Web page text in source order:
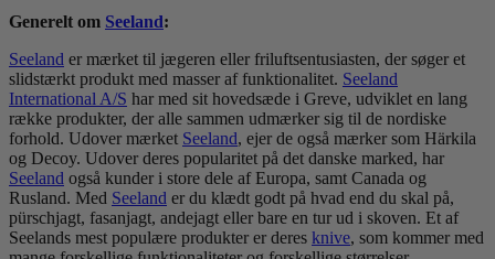
Generelt om Seeland:
Seeland er mærket til jægeren eller friluftsentusiasten, der søger et
slidstærkt produkt med masser af funktionalitet. Seeland
International A/S har med sit hovedsæde i Greve, udviklet en lang
række produkter, der alle sammen udmærker sig til de nordiske
forhold. Udover mærket Seeland, ejer de også mærker som Härkila
og Decoy. Udover deres popularitet på det danske marked, har
Seeland også kunder i store dele af Europa, samt Canada og
Rusland. Med Seeland er du klædt godt på hvad end du skal på,
pürschjagt, fasanjagt, andejagt eller bare en tur ud i skoven. Et af
Seelands mest populære produkter er deres knive, som kommer med